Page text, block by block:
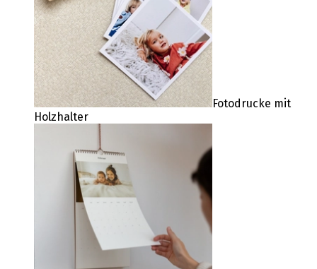
Fotodrucke mit
Holzhalter